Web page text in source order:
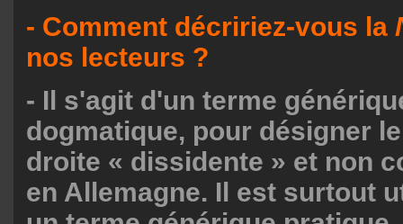
- Comment décririez-vous la
nos lecteurs ?
- Il s'agit d'un terme
dogmatique, pour désigner
droite « dissidente » et non
en Allemagne. Il est surtout